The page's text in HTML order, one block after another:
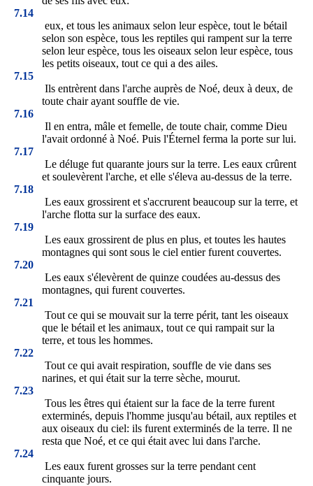
7.14
eux, et tous les animaux selon leur espèce, tout le bétail
selon son espèce, tous les reptiles qui rampent sur la terre
selon leur espèce, tous les oiseaux selon leur espèce, tous
les petits oiseaux, tout ce qui a des ailes.
7.15
Ils entrèrent dans l'arche auprès de Noé, deux à deux, de
toute chair ayant souffle de vie.
7.16
Il en entra, mâle et femelle, de toute chair, comme Dieu
l'avait ordonné à Noé. Puis l'Éternel ferma la porte sur lui.
7.17
Le déluge fut quarante jours sur la terre. Les eaux crûrent
et soulevèrent l'arche, et elle s'éleva au-dessus de la terre.
7.18
Les eaux grossirent et s'accrurent beaucoup sur la terre, et
l'arche flotta sur la surface des eaux.
7.19
Les eaux grossirent de plus en plus, et toutes les hautes
montagnes qui sont sous le ciel entier furent couvertes.
7.20
Les eaux s'élevèrent de quinze coudées au-dessus des
montagnes, qui furent couvertes.
7.21
Tout ce qui se mouvait sur la terre périt, tant les oiseaux
que le bétail et les animaux, tout ce qui rampait sur la
terre, et tous les hommes.
7.22
Tout ce qui avait respiration, souffle de vie dans ses
narines, et qui était sur la terre sèche, mourut.
7.23
Tous les êtres qui étaient sur la face de la terre furent
exterminés, depuis l'homme jusqu'au bétail, aux reptiles et
aux oiseaux du ciel: ils furent exterminés de la terre. Il ne
resta que Noé, et ce qui était avec lui dans l'arche.
7.24
Les eaux furent grosses sur la terre pendant cent
cinquante jours.